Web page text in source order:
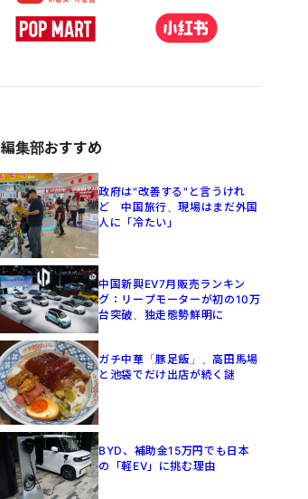
編集部おすすめ
政府は"改善する"と言うけれ
ど 中国旅行、現場はまだ外国
人に「冷たい」
中国新興EV7月販売ランキン
グ：リープモーターが初の10万
台突破、独走態勢鮮明に
ガチ中華「豚足飯」、高田馬場
と池袋でだけ出店が続く謎
BYD、補助金15万円でも日本
の「軽EV」に挑む理由